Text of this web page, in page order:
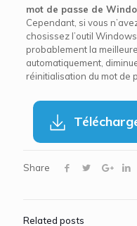
mot de passe de
Cependant, si vous
chosissez l’outil
probablement la
automatiquement,
réinitialisation du mot de
Share
Related posts